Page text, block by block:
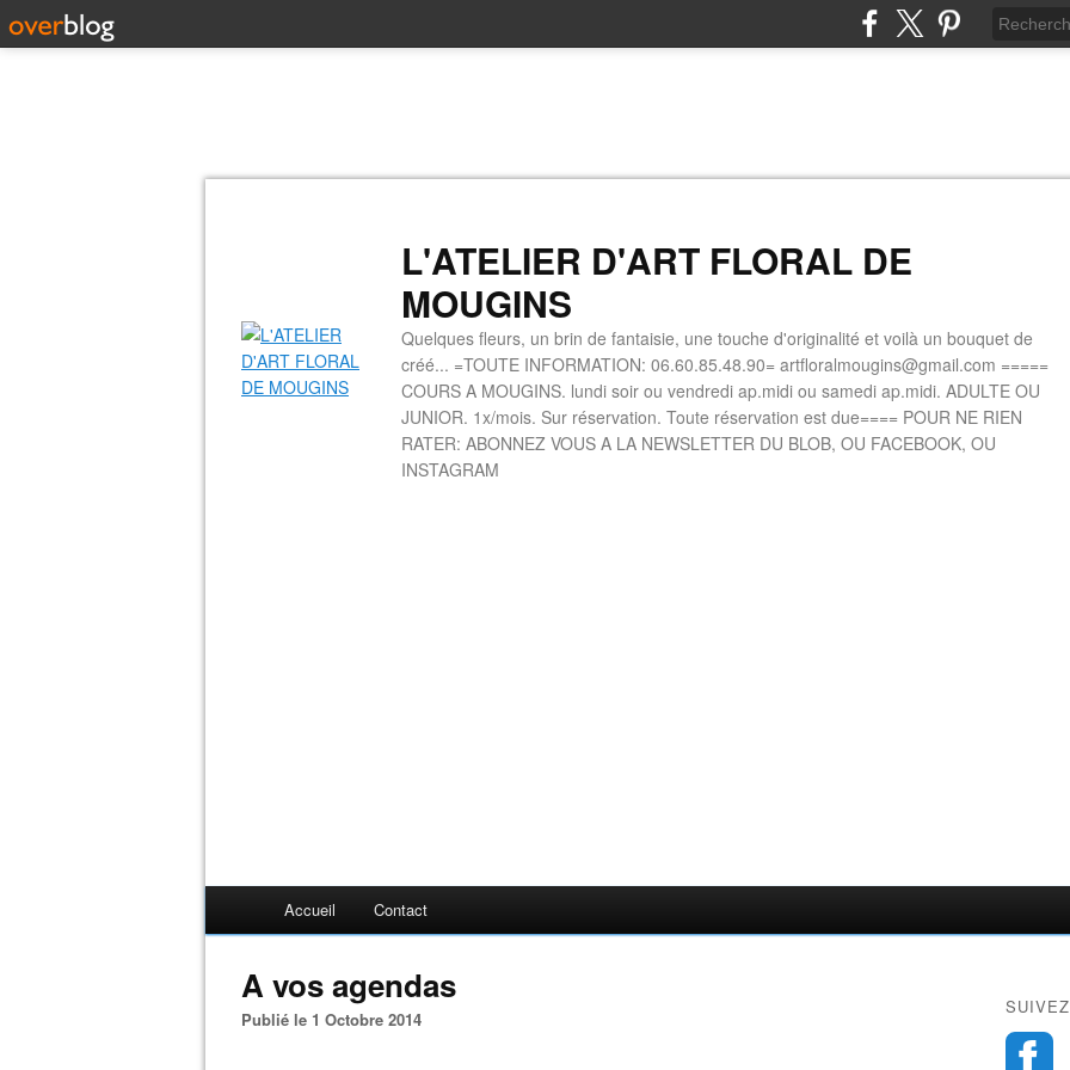
L'ATELIER D'ART FLORAL DE
MOUGINS
Quelques fleurs, un brin de fantaisie, une touche d'originalité et voilà un bouquet de
créé... =TOUTE INFORMATION: 06.60.85.48.90= artfloralmougins@gmail.com =====
COURS A MOUGINS. lundi soir ou vendredi ap.midi ou samedi ap.midi. ADULTE OU
JUNIOR. 1x/mois. Sur réservation. Toute réservation est due==== POUR NE RIEN
RATER: ABONNEZ VOUS A LA NEWSLETTER DU BLOB, OU FACEBOOK, OU
INSTAGRAM
Accueil Contact
A vos agendas
Publié le 1 Octobre 2014